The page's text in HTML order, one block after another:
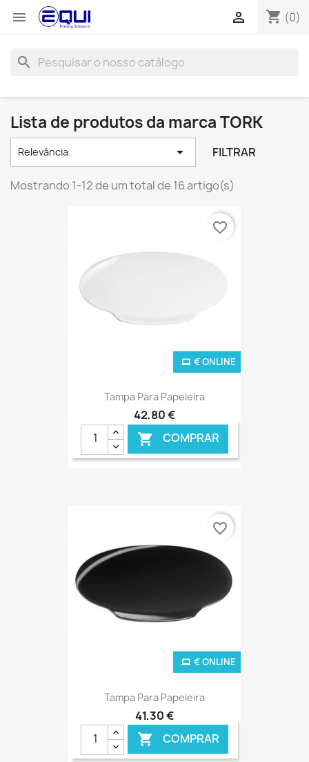
 shopping_cart (0)

search
Lista de produtos da marca TORK
Relevância  FILTRAR
Mostrando 1-12 de um total de 16 artigo(s)
Tampa Para Papeleira
42,80 €
 COMPRAR
€ ONLINE
favorite_border
Tampa Para Papeleira
41,30 €
 COMPRAR
€ ONLINE
favorite_border